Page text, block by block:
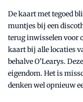
De kaart met tegoed
muntjes bij een
terug inwisselen voor
kaart bij alle locaties
behalve O’Learys.
eigendom. Het is
denken wel opnieuw